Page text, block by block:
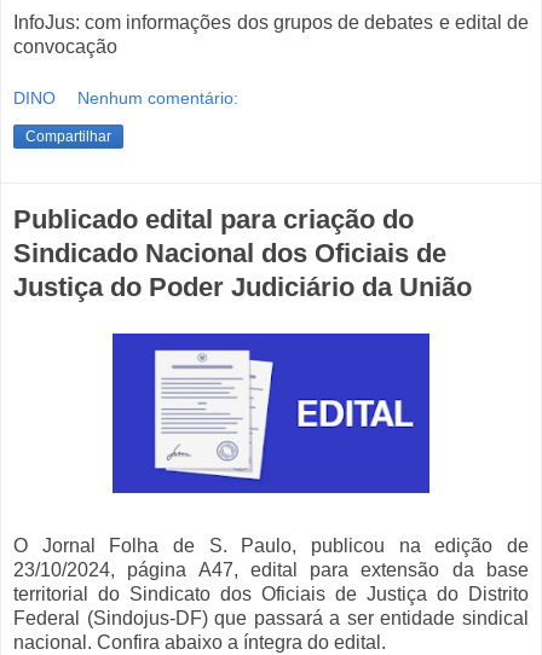
InfoJus: com informações dos grupos de debates e edital de
convocação
DINO Nenhum comentário:
Compartilhar
Publicado edital para criação do
Sindicado Nacional dos Oficiais de
Justiça do Poder Judiciário da União
O Jornal Folha de S. Paulo, publicou na edição de
23/10/2024, página A47, edital para extensão da base
territorial do Sindicato dos Oficiais de Justiça do Distrito
Federal (Sindojus-DF) que passará a ser entidade sindical
nacional. Confira abaixo a íntegra do edital.